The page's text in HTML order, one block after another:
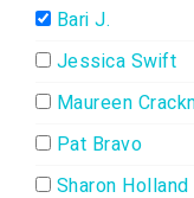
Bari J.
Jessica Swift
Maureen
Pat Bravo
Sharon Holland